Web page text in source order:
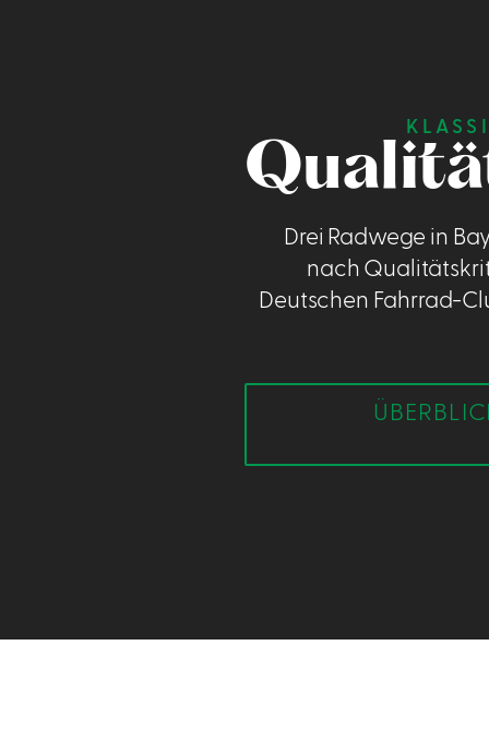
Drei Radwege in
nach
Deutschen Fahrrad-